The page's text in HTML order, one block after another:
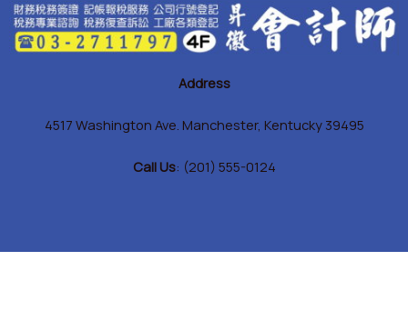
Address
4517 Washington Ave. Manchester, Kentucky 39495
Call Us: (201) 555-0124